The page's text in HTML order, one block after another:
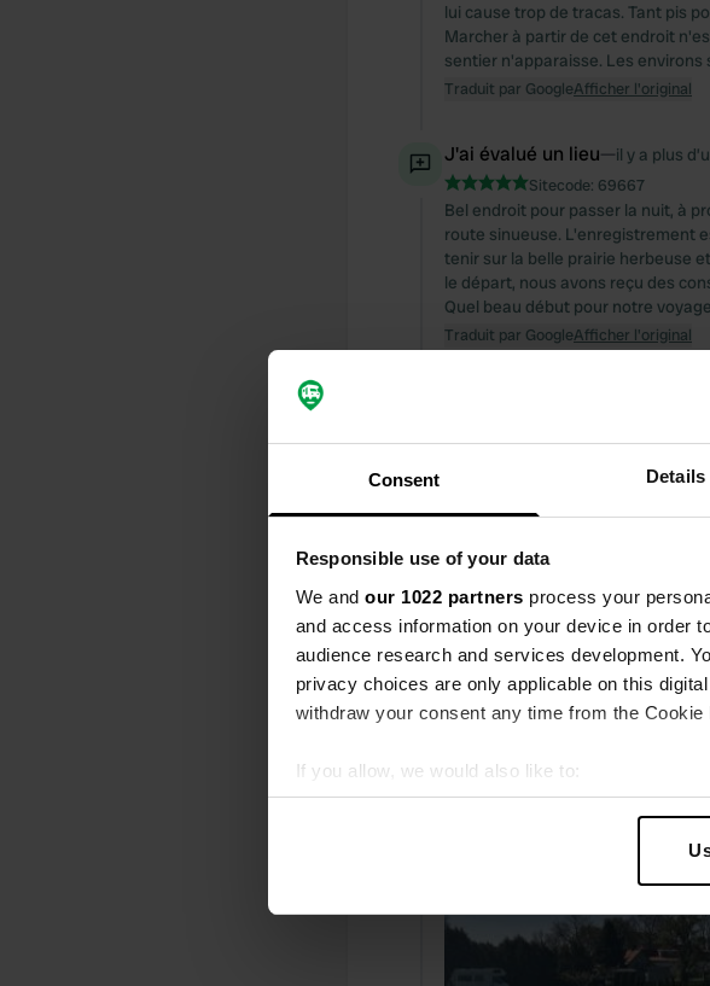
Consent Details
Responsible use of your data
We and our 1022 partners process your
and access information on your device in order
audience research and services development.
privacy choices are only applicable on this
withdraw your consent any time from the
If you allow, we would also like to:
Collect information about your
Find out more about how your personal data is
We use cookies to personalise content and
information about your use of our site with our
lui cause trop de tracas. Tant pis
Marcher à partir de cet endroit
sentier n'apparaisse. Les environs
Traduit par GoogleAfficher l'original
J'ai évalué un lieu—il y a plus
Sitecode: 69667
Bel endroit pour passer la nuit, à
route sinueuse. L'enregistrement
tenir sur la belle prairie herbeuse
le départ, nous avons reçu des
Quel beau début pour notre
Traduit par GoogleAfficher l'original
Ajout d'une photo à un